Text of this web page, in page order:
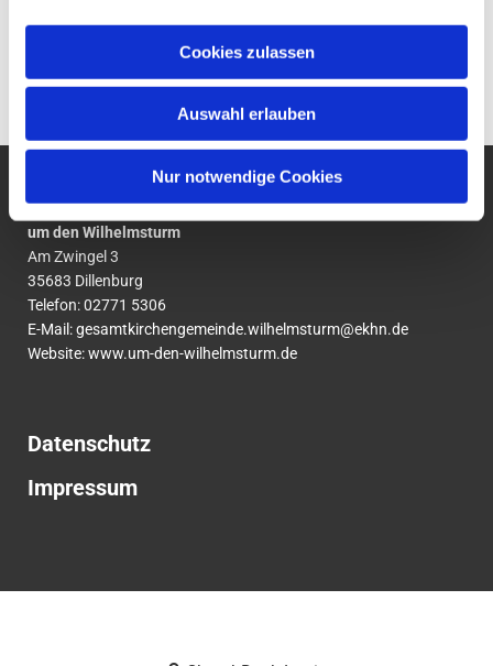
Cookies zulassen
Auswahl erlauben
Nur notwendige Cookies
Ev. Gesamtkirchengemeinde
um den Wilhelmsturm
Am Zwingel 3
35683 Dillenburg
Telefon:02771 5306
E-Mail:gesamtkirchengemeinde.wilhelmsturm@ekhn.de
Website: www.um-den-wilhelmsturm.de
Datenschutz
Impressum